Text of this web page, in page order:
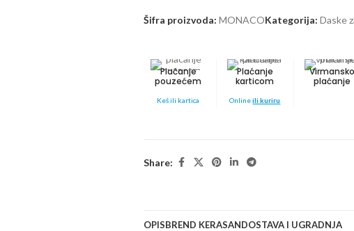
Šifra proizvoda: MONACOKategorija: Daske
Plaćanje
pouzećem
Keš ili kartica
Plaćanje
karticom
Onlineili kuriru
Virmansko
plaćanje
Share:
OPISBREND KERASANDOSTAVA I UGRADNJA